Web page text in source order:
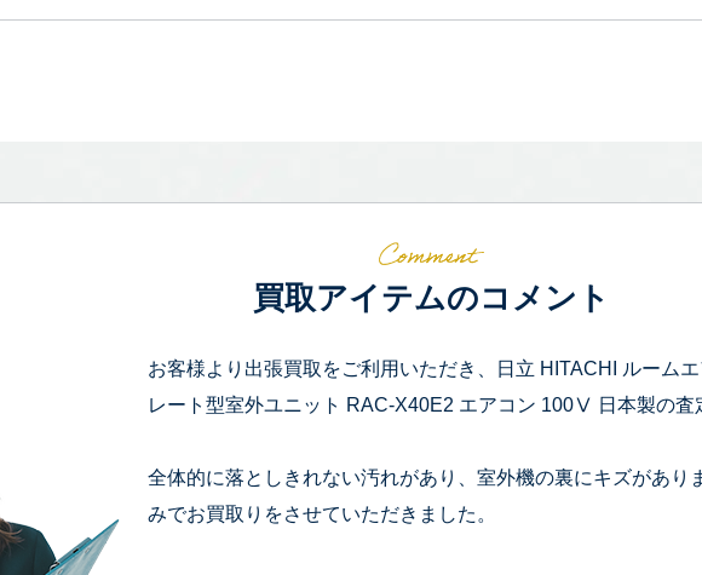
買取アイテムのコメント
お客様より出張買取をご利用いただき、日立 HITACHI ルーム
レート型室外ユニット RAC-X40E2 エアコン 100Ⅴ 日本製の査
全体的に落としきれない汚れがあり、室外機の裏にキズがあり
みでお買取りをさせていただきました。